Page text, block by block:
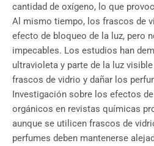
cantidad de oxígeno, lo que
Al mismo tiempo, los frascos de
efecto de bloqueo de la luz, pero
impecables. Los estudios han
ultravioleta y parte de la luz
frascos de vidrio y dañar los
Investigación sobre los efectos
orgánicos en revistas químicas
aunque se utilicen frascos de
perfumes deben mantenerse